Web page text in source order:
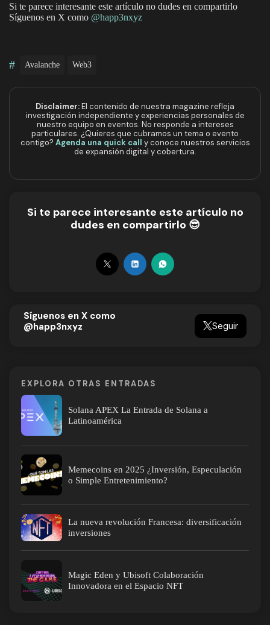
Si te parece interesante este artículo no dudes en compartirlo
Síguenos en X como @happ3nxyz
# Avalanche Web3
Disclaimer:El contenido de nuestra magazine refleja
investigación independiente y experiencias personales de
nuestro equipo en eventos. No responde a intereses
particulares. ¿Quieres que cubramos un tema o evento
contigo? Agenda una quick call y conoce nuestros servicios
de expansión digital y cobertura.
Si te parece interesante este artículo no
dudes en compartirlo 😎
Síguenos en X como
@happ3nxyz
Seguir
EXPLORA OTRAS ENTRADAS
Solana APEX La Entrada de Solana a
Latinoamérica
Memecoins en 2025 ¿Inversión, Especulación
o Simple Entretenimiento?
La nueva revolución Francesa: diversificación
inversiones
Magic Eden y Ubisoft Colaboración
Innovadora en el Espacio NFT